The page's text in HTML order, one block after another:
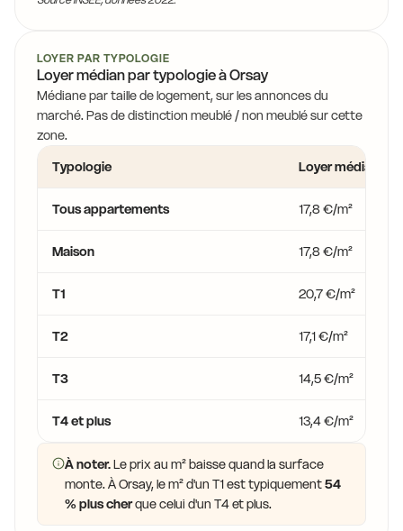
LOYER PAR TYPOLOGIE
Loyer médian par typologie à Orsay
Médiane par taille de logement, sur les annonces du
marché. Pas de distinction meublé / non meublé sur cette
zone.
Typologie
Loyer médian
Tous appartements 17,8 €/m²
Maison 17,8 €/m²
T1 20,7 €/m²
T2 17,1 €/m²
T3 14,5 €/m²
T4 et plus 13,4 €/m²
À noter.Le prix au m² baisse quand la surface
monte. À Orsay, le m² d'un T1 est typiquement54
% plus cherque celui d'un T4 et plus.